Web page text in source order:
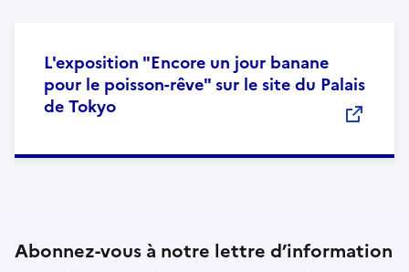
L'exposition "Encore un jour banane
pour le poisson-rêve" sur le site du Palais
de Tokyo
Abonnez-vous à notre lettre d’information